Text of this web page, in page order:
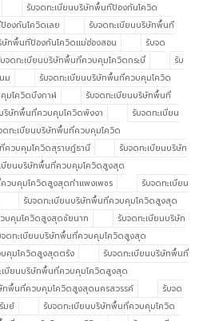
รับจดทะเบียนบริษัทพื้นทีป้องกันโควิด
องกันโควิดเลย
รับจดทะเบียนบริษัทพื้นที
ษัทพื้นทีป้องกันโควิดแม่ฮ่องสอน
รับจด
บจดทะเบียนบริษัทพื้นที่ควบคุมโควิดกระบี่
รับ
ม
รับจดทะเบียนบริษัทพื้นที่ควบคุมโควิด
มโควิดบึงกาฬ
รับจดทะเบียนบริษัทพื้นที่
ริษัทพื้นที่ควบคุมโควิดพังงา
รับจดทะเบียน
ดทะเบียนบริษัทพื้นที่ควบคุมโควิด
ควบคุมโควิดสุราษฎ์ธานี
รับจดทะเบียนบริษัท
บียนบริษัทพื้นที่ควบคุมโควิดสูงสุด
วบคุมโควิดสูงสุดกำแพงเพชร
รับจดทะเบียน
รับจดทะเบียนบริษัทพื้นที่ควบคุมโควิดสูงสุด
บคุมโควิดสูงสุดชัยนาท
รับจดทะเบียนบริษัท
จดทะเบียนบริษัทพื้นที่ควบคุมโควิดสูงสุด
คุมโควิดสูงสุดตรัง
รับจดทะเบียนบริษัทพื้นที่
เบียนบริษัทพื้นที่ควบคุมโควิดสูงสุด
ทพื้นที่ควบคุมโควิดสูงสุดนครสวรรค์
รับจด
มย์
รับจดทะเบียนบริษัทพื้นที่ควบคุมโควิด